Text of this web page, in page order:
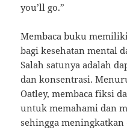
you’ll go.”
Membaca buku
bagi kesehatan mental
Salah satunya adalah
dan konsentrasi.
Oatley, membaca fiksi
untuk memahami dan
sehingga